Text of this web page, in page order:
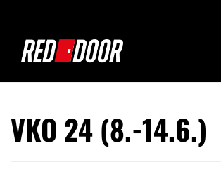
VKO 24 (8.-14.6.)